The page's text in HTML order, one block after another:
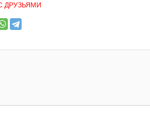
ДРУЗЬЯМИ